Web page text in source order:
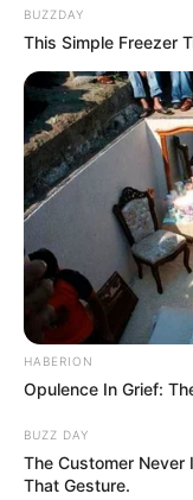
TEMAS
TRAGENDIA
favor,
ACTIVAR
BUZZDAY
This Simple Freezer
HABERION
Opulence In Grief:
BUZZ DAY
The Customer
That Gesture.